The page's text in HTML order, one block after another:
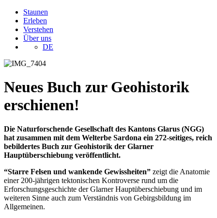
Staunen
Erleben
Verstehen
Über uns
DE
Neues Buch zur Geohistorik
erschienen!
Die Naturforschende Gesellschaft des Kantons Glarus (NGG)
hat zusammen mit dem Welterbe Sardona ein 272-seitiges, reich
bebildertes Buch zur Geohistorik der Glarner
Hauptüberschiebung veröffentlicht.
“Starre Felsen und wankende Gewissheiten” zeigt die Anatomie
einer 200-jährigen tektonischen Kontroverse rund um die
Erforschungsgeschichte der Glarner Hauptüberschiebung und im
weiteren Sinne auch zum Verständnis von Gebirgsbildung im
Allgemeinen.